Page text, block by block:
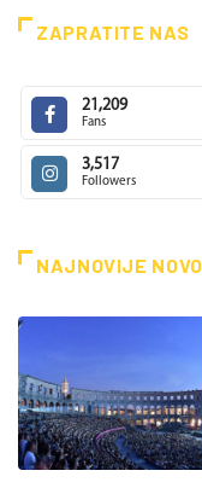
ZAPRATITE NAS
21,209
Fans
3,517
Followers
NAJNOVIJE